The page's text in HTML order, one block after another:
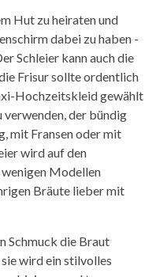
Hut zu heiraten und
dabei zu haben -
Schleier kann auch die
Frisur sollte ordentlich
Hochzeitskleid gewählt
verwenden, der bündig
mit Fransen oder mit
wird auf den
Modellen
Bräute lieber mit
Schmuck die Braut
wird ein stilvolles